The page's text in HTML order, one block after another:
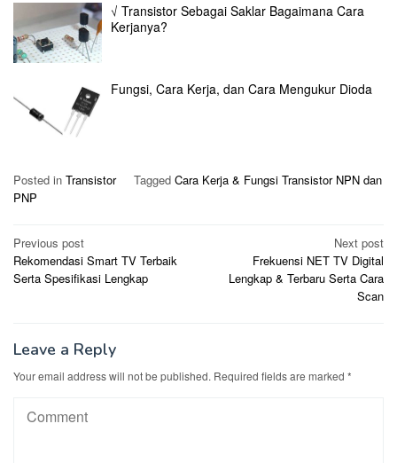
√ Transistor Sebagai Saklar Bagaimana Cara
Kerjanya?
Fungsi, Cara Kerja, dan Cara Mengukur Dioda
Posted in Transistor Tagged Cara Kerja & Fungsi Transistor NPN dan
PNP
Post
navigation
Previous post
Rekomendasi Smart TV Terbaik
Serta Spesifikasi Lengkap
Next post
Frekuensi NET TV Digital
Lengkap & Terbaru Serta Cara
Scan
Leave a Reply
Your email address will not be published. Required fields are marked *